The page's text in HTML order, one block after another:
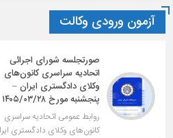
آزمون ورودی وکالت
صورتجلسه شورای اجرائی
اتحادیه سراسری کانون‌های
وکلای دادگستری ایران –
پنجشنبه مورخ ۱۴۰۵/۰۳/۲۸
روابط عمومی اتحادیه سراسری
کانون‌های وکلای دادگستری